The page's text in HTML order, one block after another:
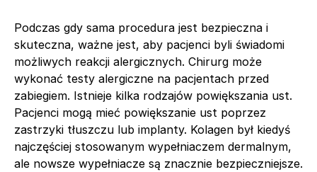
Podczas gdy sama procedura jest bezpieczna i
skuteczna, ważne jest, aby pacjenci byli świadomi
możliwych reakcji alergicznych. Chirurg może
wykonać testy alergiczne na pacjentach przed
zabiegiem. Istnieje kilka rodzajów powiększania ust.
Pacjenci mogą mieć powiększanie ust poprzez
zastrzyki tłuszczu lub implanty. Kolagen był kiedyś
najczęściej stosowanym wypełniaczem dermalnym,
ale nowsze wypełniacze są znacznie bezpieczniejsze.